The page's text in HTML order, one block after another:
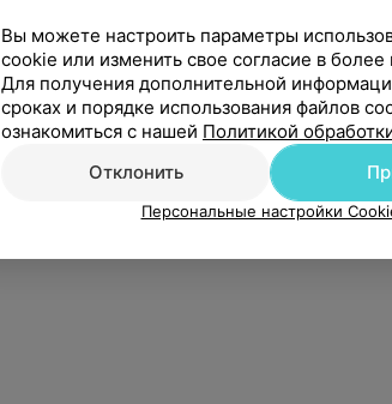
Вы можете настроить параметры
cookie или изменить свое согласие в
Для получения дополнительной
сроках и порядке использования файлов
ознакомиться с нашей Политикой
Отклонить
Персональные настройки